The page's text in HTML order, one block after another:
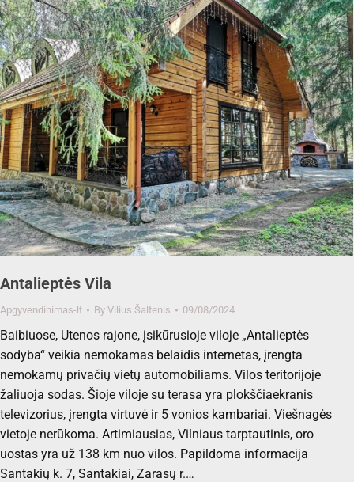
Antalieptės Vila
Apgyvendinimas-lt By Vilius Šaltenis 09/08/2024
Baibiuose, Utenos rajone, įsikūrusioje viloje „Antalieptės
sodyba“ veikia nemokamas belaidis internetas, įrengta
nemokamų privačių vietų automobiliams. Vilos teritorijoje
žaliuoja sodas. Šioje viloje su terasa yra plokščiaekranis
televizorius, įrengta virtuvė ir 5 vonios kambariai. Viešnagės
vietoje nerūkoma. Artimiausias, Vilniaus tarptautinis, oro
uostas yra už 138 km nuo vilos. Papildoma informacija
Santakių k. 7, Santakiai, Zarasų r.…